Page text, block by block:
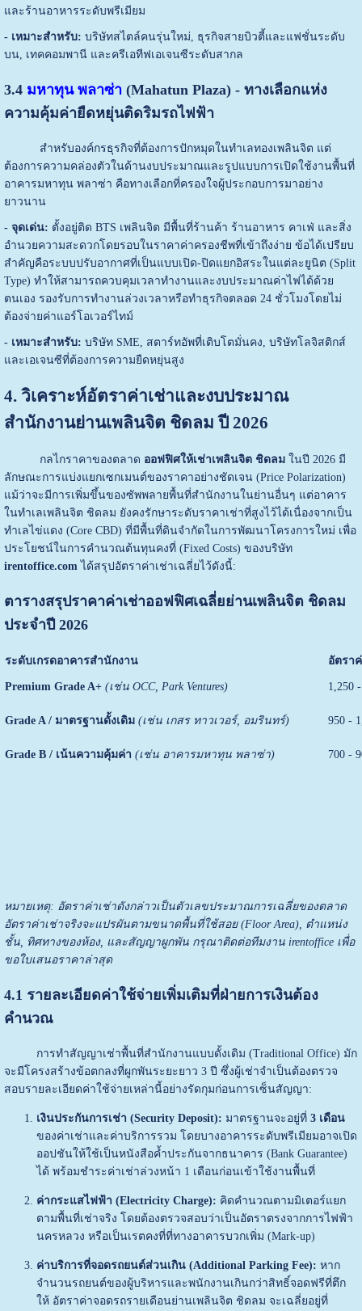
และร้านอาหารระดับพรีเมียม
- เหมาะสำหรับ: บริษัทสไตล์คนรุ่นใหม่, ธุรกิจสายบิวตี้และแฟชั่นระดับ
บน, เทคคอมพานี และครีเอทีฟเอเจนซีระดับสากล
3.4 มหาทุน พลาซ่า(Mahatun Plaza) - ทางเลือกแห่ง
ความคุ้มค่ายืดหยุ่นติดริมรถไฟฟ้า
สำหรับองค์กรธุรกิจที่ต้องการปักหมุดในทำเลทองเพลินจิต แต่
ต้องการความคล่องตัวในด้านงบประมาณและรูปแบบการเปิดใช้งานพื้นที่
อาคารมหาทุน พลาซ่า คือทางเลือกที่ครองใจผู้ประกอบการมาอย่าง
ยาวนาน
- จุดเด่น: ตั้งอยู่ติด BTS เพลินจิต มีพื้นที่ร้านค้า ร้านอาหาร คาเฟ่ และสิ่ง
อำนวยความสะดวกโดยรอบในราคาค่าครองชีพที่เข้าถึงง่าย ข้อได้เปรียบ
สำคัญคือระบบปรับอากาศที่เป็นแบบเปิด-ปิดแยกอิสระในแต่ละยูนิต (Split
Type) ทำให้สามารถควบคุมเวลาทำงานและงบประมาณค่าไฟได้ด้วย
ตนเอง รองรับการทำงานล่วงเวลาหรือทำธุรกิจตลอด 24 ชั่วโมงโดยไม่
ต้องจ่ายค่าแอร์โอเวอร์ไทม์
- เหมาะสำหรับ: บริษัท SME, สตาร์ทอัพที่เติบโตมั่นคง, บริษัทโลจิสติกส์
และเอเจนซีที่ต้องการความยืดหยุ่นสูง
4. วิเคราะห์อัตราค่าเช่าและงบประมาณ
สำนักงานย่านเพลินจิต ชิดลม ปี 2026
กลไกราคาของตลาด ออฟฟิศให้เช่าเพลินจิต ชิดลมในปี 2026 มี
ลักษณะการแบ่งแยกเซกเมนต์ของราคาอย่างชัดเจน (Price Polarization)
แม้ว่าจะมีการเพิ่มขึ้นของซัพพลายพื้นที่สำนักงานในย่านอื่นๆ แต่อาคาร
ในทำเลเพลินจิต ชิดลม ยังคงรักษาระดับราคาเช่าที่สูงไว้ได้เนื่องจากเป็น
ทำเลไข่แดง (Core CBD) ที่มีพื้นที่ดินจำกัดในการพัฒนาโครงการใหม่ เพื่อ
ประโยชน์ในการคำนวณต้นทุนคงที่ (Fixed Costs) ของบริษัท
irentoffice.com ได้สรุปอัตราค่าเช่าเฉลี่ยไว้ดังนี้:
ตารางสรุปราคาค่าเช่าออฟฟิศเฉลี่ยย่านเพลินจิต ชิดลม
ประจำปี 2026
ระดับเกรดอาคารสำนักงาน อัตรา
Premium Grade A+ (เช่น OCC, Park Ventures) 1,250
Grade A / มาตรฐานดั้งเดิม (เช่น เกสร ทาวเวอร์, อมรินทร์) 950 -
Grade B / เน้นความคุ้มค่า (เช่น อาคารมหาทุน พลาซ่า) 700 -
หมายเหตุ: อัตราค่าเช่าดังกล่าวเป็นตัวเลขประมาณการเฉลี่ยของตลาด
อัตราค่าเช่าจริงจะแปรผันตามขนาดพื้นที่ใช้สอย (Floor Area), ตำแหน่ง
ชั้น, ทิศทางของห้อง, และสัญญาผูกพัน กรุณาติดต่อทีมงาน irentoffice เพื่อ
ขอใบเสนอราคาล่าสุด
4.1 รายละเอียดค่าใช้จ่ายเพิ่มเติมที่ฝ่ายการเงินต้อง
คำนวณ
การทำสัญญาเช่าพื้นที่สำนักงานแบบดั้งเดิม (Traditional Office) มัก
จะมีโครงสร้างข้อตกลงที่ผูกพันระยะยาว 3 ปี ซึ่งผู้เช่าจำเป็นต้องตรวจ
สอบรายละเอียดค่าใช้จ่ายเหล่านี้อย่างรัดกุมก่อนการเซ็นสัญญา:
เงินประกันการเช่า (Security Deposit): มาตรฐานจะอยู่ที่ 3 เดือน
ของค่าเช่าและค่าบริการรวม โดยบางอาคารระดับพรีเมียมอาจเปิด
ออปชันให้ใช้เป็นหนังสือค้ำประกันจากธนาคาร (Bank Guarantee)
ได้ พร้อมชำระค่าเช่าล่วงหน้า 1 เดือนก่อนเข้าใช้งานพื้นที่
ค่ากระแสไฟฟ้า (Electricity Charge): คิดคำนวณตามมิเตอร์แยก
ตามพื้นที่เช่าจริง โดยต้องตรวจสอบว่าเป็นอัตราตรงจากการไฟฟ้า
นครหลวง หรือเป็นเรตคงที่ที่ทางอาคารบวกเพิ่ม (Mark-up)
ค่าบริการที่จอดรถยนต์ส่วนเกิน (Additional Parking Fee): หาก
จำนวนรถยนต์ของผู้บริหารและพนักงานเกินกว่าสิทธิ์จอดฟรีที่ตึก
ให้ อัตราค่าจอดรถรายเดือนย่านเพลินจิต ชิดลม จะเฉลี่ยอยู่ที่